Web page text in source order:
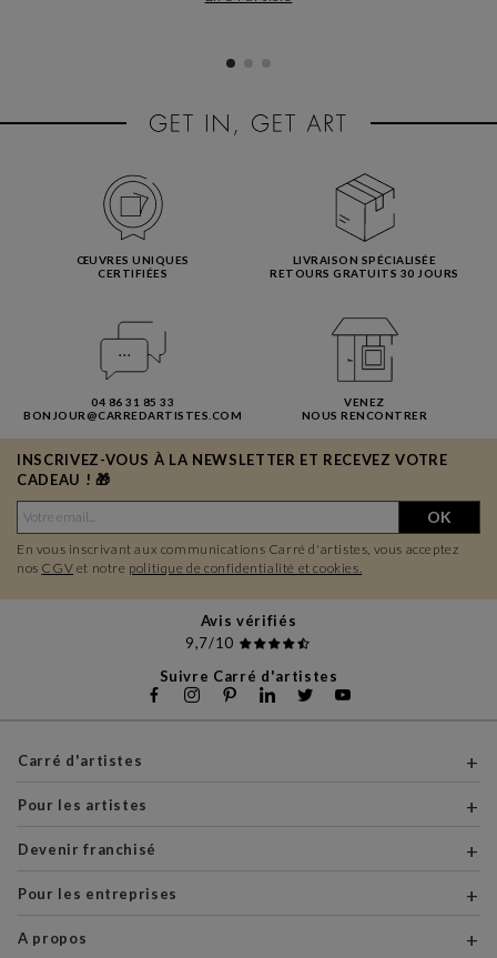
ŒUVRES UNIQUES
CERTIFIÉES
LIVRAISON SPÉCIALISÉE
RETOURS GRATUITS 30 JOURS
04 86 31 85 33
BONJOUR@CARREDARTISTES.COM
VENEZ
NOUS RENCONTRER
INSCRIVEZ-VOUS À LA NEWSLETTER ET RECEVEZ VOTRE
CADEAU ! 🎁
OK
En vous inscrivant aux communications Carré d'artistes, vous acceptez
nos CGV et notre politique de confidentialité et cookies.
Avis vérifiés
9,7/10
Suivre Carré d'artistes
Carré d'artistes
Pour les artistes
Devenir franchisé
Pour les entreprises
A propos